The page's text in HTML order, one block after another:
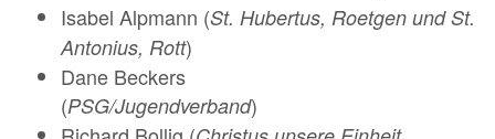
Isabel Alpmann (St. Hubertus, Roetgen und St.
Antonius, Rott)
Dane Beckers
(PSG/Jugendverband)